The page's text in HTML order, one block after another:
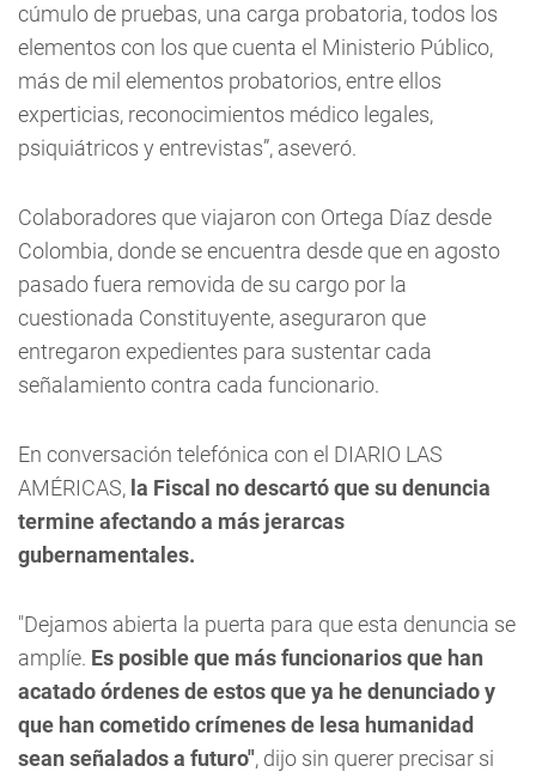
cúmulo de pruebas, una carga probatoria, todos los
elementos con los que cuenta el Ministerio Público,
más de mil elementos probatorios, entre ellos
experticias, reconocimientos médico legales,
psiquiátricos y entrevistas”, aseveró.
Colaboradores que viajaron con Ortega Díaz desde
Colombia, donde se encuentra desde que en agosto
pasado fuera removida de su cargo por la
cuestionada Constituyente, aseguraron que
entregaron expedientes para sustentar cada
señalamiento contra cada funcionario.
En conversación telefónica con el DIARIO LAS
AMÉRICAS, la Fiscal no descartó que su denuncia
termine afectando a más jerarcas
gubernamentales.
"Dejamos abierta la puerta para que esta denuncia se
amplíe. Es posible que más funcionarios que han
acatado órdenes de estos que ya he denunciado y
que han cometido crímenes de lesa humanidad
sean señalados a futuro", dijo sin querer precisar si